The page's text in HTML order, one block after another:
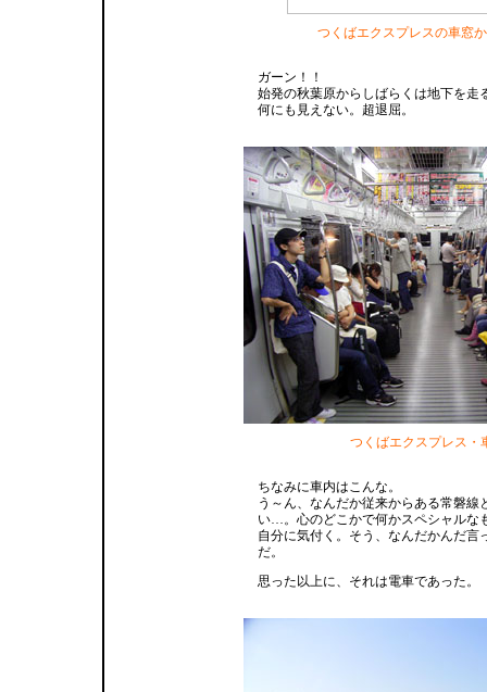
つくばエクスプレスの車窓
ガーン！！
始発の秋葉原からしばらくは地下を走
何にも見えない。超退屈。
つくばエクスプレス・
ちなみに車内はこんな。
う～ん、なんだか従来からある常磐線
い…。心のどこかで何かスペシャルな
自分に気付く。そう、なんだかんだ言
だ。
思った以上に、それは電車であった。